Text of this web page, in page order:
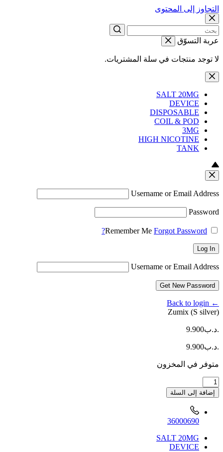
التجاوز إلى المحتوى
عربة التسوّق
لا توجد منتجات في سلة المشتريات.
SALT 20MG
DEVICE
DISPOSABLE
COIL & POD
3MG
HIGH NICOTINE
TANK
Username or Email Address
Password
Remember Me Forgot Password?
Log In
Username or Email Address
Get New Password
← Back to login
Zumix (S silver)
.د.ب9.900
.د.ب9.900
متوفر في المخزون
كمية
Zumix
(S
إضافة إلى السلة
36000690
SALT 20MG
DEVICE